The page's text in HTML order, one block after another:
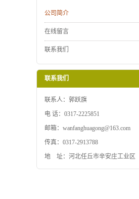
公司简介
在线留言
联系我们
联系我们
联系人：郭跃旗
电 话：0317-2225851
邮箱：wanfanghuagong@163.com
传真：0317-2913788
地 址：河北任丘市辛安庄工业区